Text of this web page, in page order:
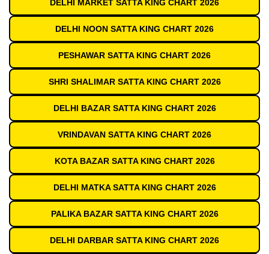
DELHI MARKET SATTA KING CHART 2026
DELHI NOON SATTA KING CHART 2026
PESHAWAR SATTA KING CHART 2026
SHRI SHALIMAR SATTA KING CHART 2026
DELHI BAZAR SATTA KING CHART 2026
VRINDAVAN SATTA KING CHART 2026
KOTA BAZAR SATTA KING CHART 2026
DELHI MATKA SATTA KING CHART 2026
PALIKA BAZAR SATTA KING CHART 2026
DELHI DARBAR SATTA KING CHART 2026